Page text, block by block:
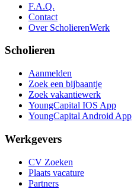
F.A.Q.
Contact
Over ScholierenWerk
Scholieren
Aanmelden
Zoek een bijbaantje
Zoek vakantiewerk
YoungCapital IOS App
YoungCapital Android App
Werkgevers
CV Zoeken
Plaats vacature
Partners